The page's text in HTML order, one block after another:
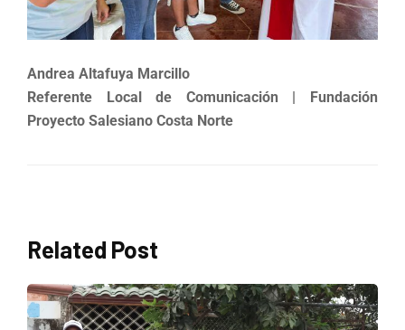
Andrea Altafuya Marcillo
Referente Local de Comunicación | Fundación
Proyecto Salesiano Costa Norte
Related Post